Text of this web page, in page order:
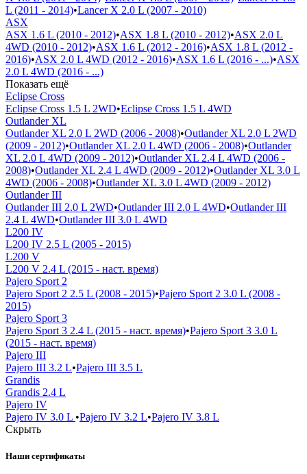
L (2011 - 2014)•Lancer X 2.0 L (2007 - 2010)
ASX
ASX 1.6 L (2010 - 2012)•ASX 1.8 L (2010 - 2012)•ASX 2.0 L
4WD (2010 - 2012)•ASX 1.6 L (2012 - 2016)•ASX 1.8 L (2012 -
2016)•ASX 2.0 L 4WD (2012 - 2016)•ASX 1.6 L (2016 - ...)•ASX
2.0 L 4WD (2016 - ...)
Показать ещё
Eclipse Cross
Eclipse Cross 1.5 L 2WD•Eclipse Cross 1.5 L 4WD
Outlander XL
Outlander XL 2.0 L 2WD (2006 - 2008)•Outlander XL 2.0 L 2WD
(2009 - 2012)•Outlander XL 2.0 L 4WD (2006 - 2008)•Outlander
XL 2.0 L 4WD (2009 - 2012)•Outlander XL 2.4 L 4WD (2006 -
2008)•Outlander XL 2.4 L 4WD (2009 - 2012)•Outlander XL 3.0 L
4WD (2006 - 2008)•Outlander XL 3.0 L 4WD (2009 - 2012)
Outlander III
Outlander III 2.0 L 2WD•Outlander III 2.0 L 4WD•Outlander III
2.4 L 4WD•Outlander III 3.0 L 4WD
L200 IV
L200 IV 2.5 L (2005 - 2015)
L200 V
L200 V 2.4 L (2015 - наст. время)
Pajero Sport 2
Pajero Sport 2 2.5 L (2008 - 2015)•Pajero Sport 2 3.0 L (2008 -
2015)
Pajero Sport 3
Pajero Sport 3 2.4 L (2015 - наст. время)•Pajero Sport 3 3.0 L
(2015 - наст. время)
Pajero III
Pajero III 3.2 L•Pajero III 3.5 L
Grandis
Grandis 2.4 L
Pajero IV
Pajero IV 3.0 L •Pajero IV 3.2 L•Pajero IV 3.8 L
Скрыть
Наши сертификаты